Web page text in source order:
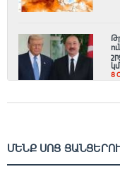
8
ՄԵՆՔ ՍՈՑ